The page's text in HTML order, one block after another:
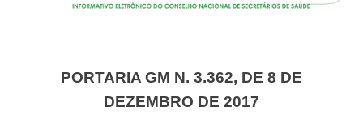
PORTARIA GM N. 3.362, DE 8 DE
DEZEMBRO DE 2017